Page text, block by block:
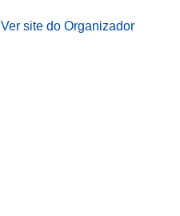
Ver site do Organizador